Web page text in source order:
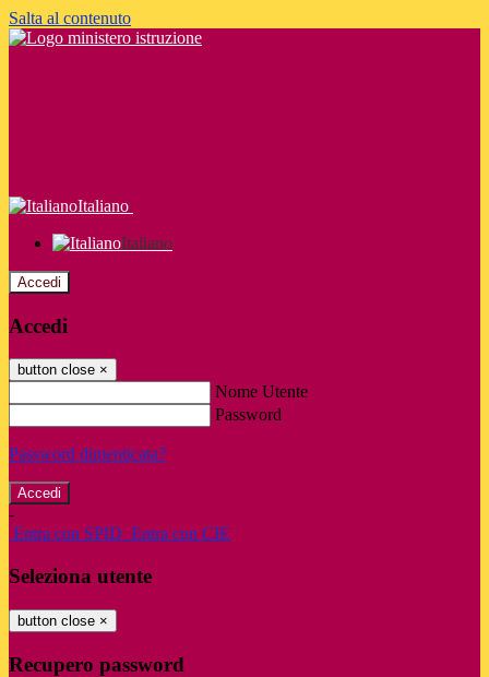
Salta al contenuto
Italiano
Italiano
Accedi
Accedi
button close ×
Nome Utente
Password
Password dimenticata?
-
Entra con SPID Entra con CIE
Seleziona utente
button close ×
Recupero password